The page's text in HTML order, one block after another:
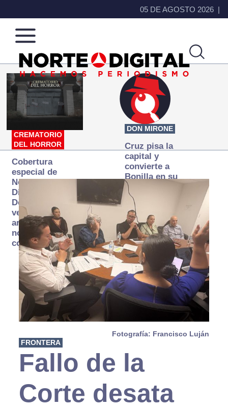
05 DE AGOSTO 2026
Norte
de
Ciudad
Más
que
noticias,
hacemos periodismo
CREMATORIO
DEL HORROR
Cobertura
especial de
Norte
Digital:
Donde la
verdad
arde… pero
no se
consume
DON MIRONE
Cruz pisa la
capital y
convierte a
Bonilla en su
primer blanco
Fotografía: Francisco Luján
FRONTERA
Fallo de la
Corte desata